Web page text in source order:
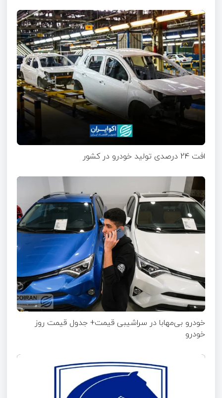
افت 24 درصدی تولید خودرو در کشور
خودرو بی‌مهابا در سراشیبی قیمت+ جدول قیمت روز
خودرو